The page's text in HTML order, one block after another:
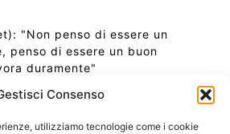
Consenso
utilizziamo tecnologie come i cookie
"Non penso di essere un
penso di essere un buon
duramente"